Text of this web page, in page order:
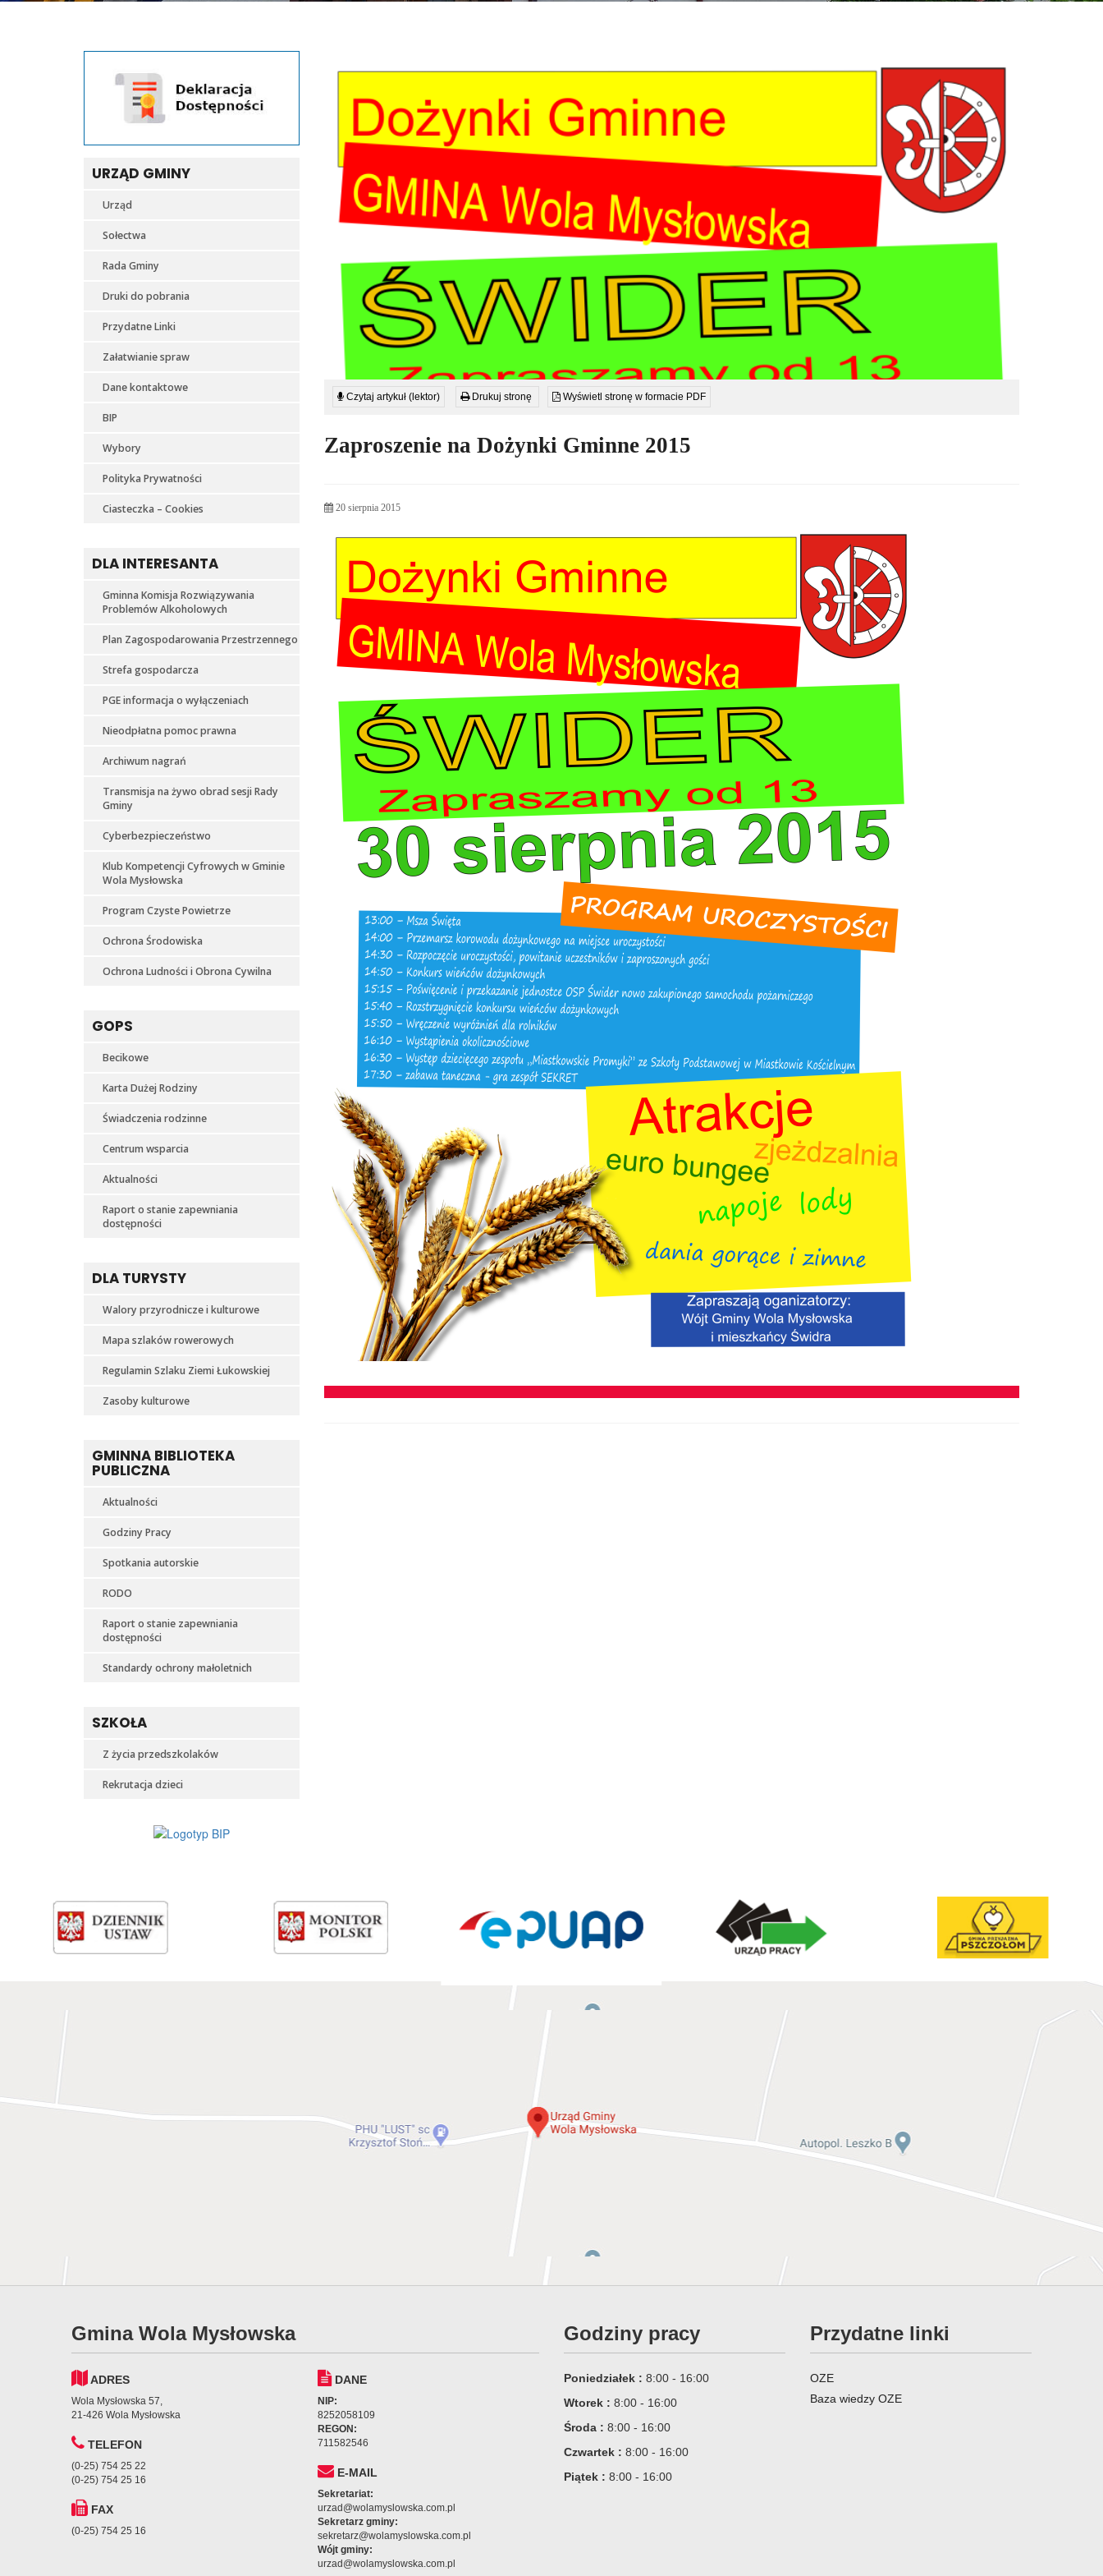
URZĄD GMINY
Urząd
Sołectwa
Rada Gminy
Druki do pobrania
Przydatne Linki
Załatwianie spraw
Dane kontaktowe
BIP
Wybory
Polityka Prywatności
Ciasteczka – Cookies
DLA INTERESANTA
Gminna Komisja Rozwiązywania
Problemów Alkoholowych
Plan Zagospodarowania Przestrzennego
Strefa gospodarcza
PGE informacja o wyłączeniach
Nieodpłatna pomoc prawna
Archiwum nagrań
Transmisja na żywo obrad sesji Rady
Gminy
Cyberbezpieczeństwo
Klub Kompetencji Cyfrowych w Gminie
Wola Mysłowska
Program Czyste Powietrze
Ochrona Środowiska
Ochrona Ludności i Obrona Cywilna
GOPS
Becikowe
Karta Dużej Rodziny
Świadczenia rodzinne
Centrum wsparcia
Aktualności
Raport o stanie zapewniania
dostępności
DLA TURYSTY
Walory przyrodnicze i kulturowe
Mapa szlaków rowerowych
Regulamin Szlaku Ziemi Łukowskiej
Zasoby kulturowe
GMINNA BIBLIOTEKA
PUBLICZNA
Aktualności
Godziny Pracy
Spotkania autorskie
RODO
Raport o stanie zapewniania
dostępności
Standardy ochrony małoletnich
SZKOŁA
Z życia przedszkolaków
Rekrutacja dzieci
Czytaj artykuł (lektor) Drukuj stronę Wyświetl stronę w formacie PDF
Zaproszenie na Dożynki Gminne 2015
20 sierpnia 2015
Gmina Wola Mysłowska
ADRES
Wola Mysłowska 57,
21-426 Wola Mysłowska
TELEFON
(0-25) 754 25 22
(0-25) 754 25 16
FAX
(0-25) 754 25 16
DANE
NIP:
8252058109
REGON:
711582546
E-MAIL
Sekretariat:
urzad@wolamyslowska.com.pl
Sekretarz gminy:
sekretarz@wolamyslowska.com.pl
Wójt gminy:
urzad@wolamyslowska.com.pl
Godziny pracy
Poniedziałek : 8:00 - 16:00
Wtorek : 8:00 - 16:00
Środa : 8:00 - 16:00
Czwartek : 8:00 - 16:00
Piątek : 8:00 - 16:00
Przydatne linki
OZE
Baza wiedzy OZE